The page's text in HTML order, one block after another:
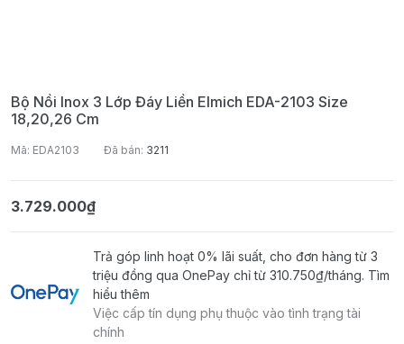
Bộ Nồi Inox 3 Lớp Đáy Liền Elmich EDA-2103 Size
18,20,26 Cm
Mã: EDA2103 Đã bán: 3211
3.729.000₫
Trả góp linh hoạt 0% lãi suất, cho đơn hàng từ 3
triệu đồng qua OnePay chỉ từ 310.750₫/tháng. Tìm
hiểu thêm
Việc cấp tín dụng phụ thuộc vào tình trạng tài
chính